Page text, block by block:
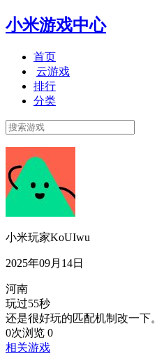
小米游戏中心
首页
云游戏
排行
分类
小米玩家KoUIwu
2025年09月14日
河南
玩过55秒
还是很好玩的匹配机制改一下。
0次浏览 0
相关游戏